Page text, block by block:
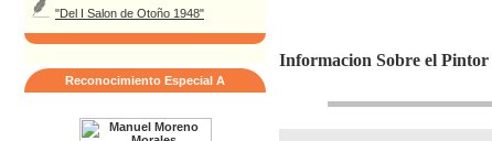
"Del I Salon de Otoño 1948"
Reconocimiento Especial A
Informacion Sobre el Pintor